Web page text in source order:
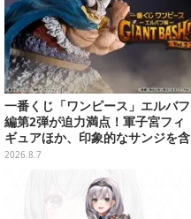
一番くじ「ワンピース」エルバフ
編第2弾が迫力満点！軍子宮フィ
ギュアほか、印象的なサンジを含
む“手配書”ポスターなどにも注目
2026.8.7